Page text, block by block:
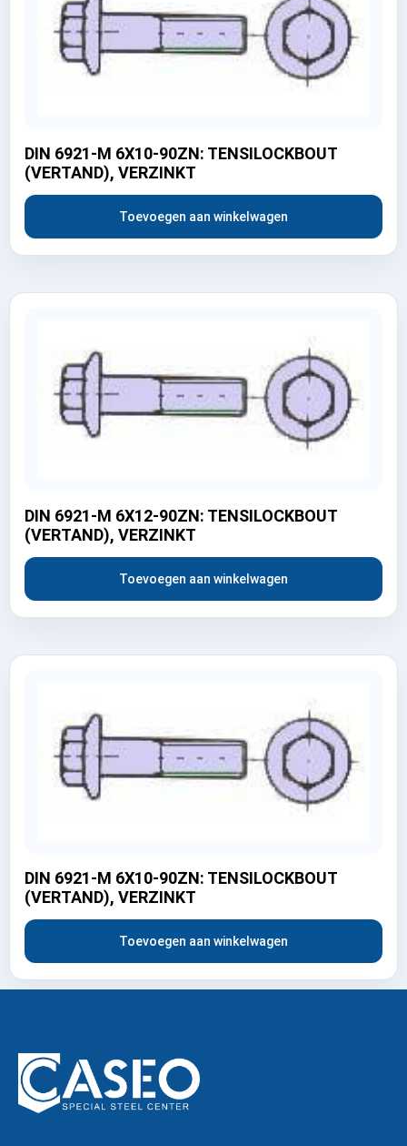
DIN 6921-M 6X10-90ZN: TENSILOCKBOUT
(VERTAND), VERZINKT
Toevoegen aan winkelwagen
DIN 6921-M 6X12-90ZN: TENSILOCKBOUT
(VERTAND), VERZINKT
Toevoegen aan winkelwagen
DIN 6921-M 6X10-90ZN: TENSILOCKBOUT
(VERTAND), VERZINKT
Toevoegen aan winkelwagen